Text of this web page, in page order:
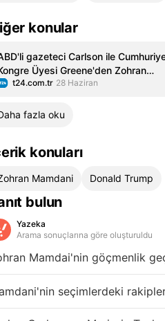
konular
gazeteci Carlson ile
Üyesi Greene'den Zohran
övgü
t24.com.tr 28 Haziran
fazla oku
konuları
Mamdani Donald Trump
bulun
Yazeka
Arama sonuçlarına göre oluşturuldu
Mamdai'nin göçmenlik
seçimlerdeki